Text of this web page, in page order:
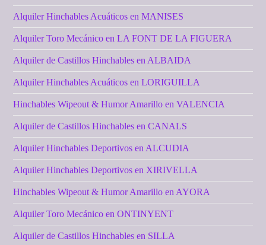
Alquiler Hinchables Acuáticos en MANISES
Alquiler Toro Mecánico en LA FONT DE LA FIGUERA
Alquiler de Castillos Hinchables en ALBAIDA
Alquiler Hinchables Acuáticos en LORIGUILLA
Hinchables Wipeout & Humor Amarillo en VALENCIA
Alquiler de Castillos Hinchables en CANALS
Alquiler Hinchables Deportivos en ALCUDIA
Alquiler Hinchables Deportivos en XIRIVELLA
Hinchables Wipeout & Humor Amarillo en AYORA
Alquiler Toro Mecánico en ONTINYENT
Alquiler de Castillos Hinchables en SILLA